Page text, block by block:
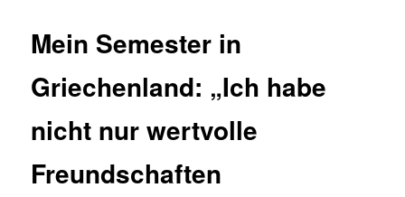
Mein Semester in
Griechenland: „Ich habe
nicht nur wertvolle
Freundschaften